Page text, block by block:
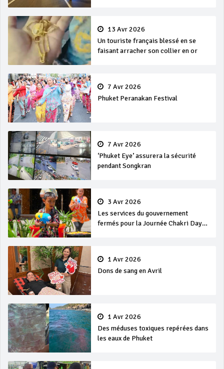
13 Avr 2026
Un touriste français blessé en se
faisant arracher son collier en or
7 Avr 2026
Phuket Peranakan Festival
7 Avr 2026
‘Phuket Eye’ assurera la sécurité
pendant Songkran
3 Avr 2026
Les services du gouvernement
fermés pour la Journée Chakri Day
1 Avr 2026
Dons de sang en Avril
1 Avr 2026
Des méduses toxiques repérées dans
les eaux de Phuket